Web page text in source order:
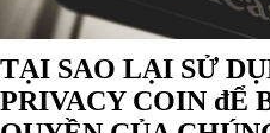
TẠI SAO LẠI SỬ
PRIVACY COIN đỂ